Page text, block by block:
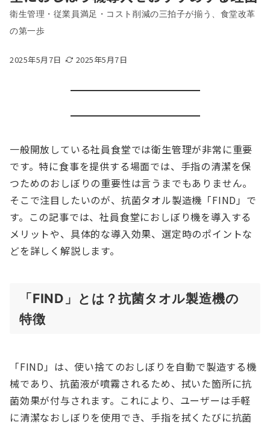
衛生管理・従業員満足・コスト削減の三拍子が揃う、食堂改革
の第一歩
2025年5月7日 2025年5月7日
一般開放している社員食堂では衛生管理が非常に重要
です。特に食事を提供する場面では、手指の清潔を保
つためのおしぼりの重要性は言うまでもありません。
そこで注目したいのが、抗菌タオル製造機「FIND」で
す。この記事では、社員食堂におしぼり機を導入する
メリットや、具体的な導入効果、選定時のポイントな
どを詳しく解説します。
「FIND」とは？抗菌タオル製造機の
特徴
「FIND」は、使い捨てのおしぼりを自動で製造する機
械であり、抗菌液が噴霧されるため、拭いた箇所に抗
菌効果が付与されます。これにより、ユーザーは手軽
に清潔なおしぼりを使用でき、手指を拭くたびに抗菌